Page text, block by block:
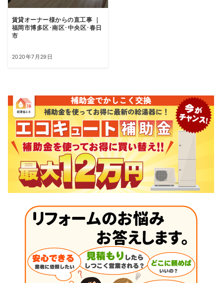
賃貸オーナー様からの直工事 ｜
福岡市博多区･南区･中央区･春日
市
2020年7月29日